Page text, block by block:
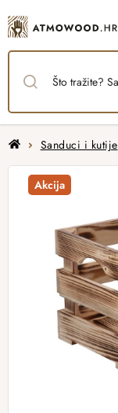
to
content
HomeSanduci i kutije
Akcija